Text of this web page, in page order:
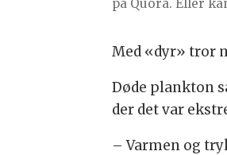
på Quora. Eller
Med «dyr» tror
Døde plankton
der det var
– Varmen og